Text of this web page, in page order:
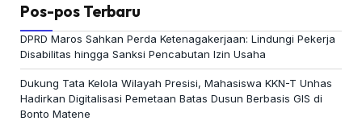
Pos-pos Terbaru
DPRD Maros Sahkan Perda Ketenagakerjaan: Lindungi Pekerja
Disabilitas hingga Sanksi Pencabutan Izin Usaha
Dukung Tata Kelola Wilayah Presisi, Mahasiswa KKN-T Unhas
Hadirkan Digitalisasi Pemetaan Batas Dusun Berbasis GIS di
Bonto Matene